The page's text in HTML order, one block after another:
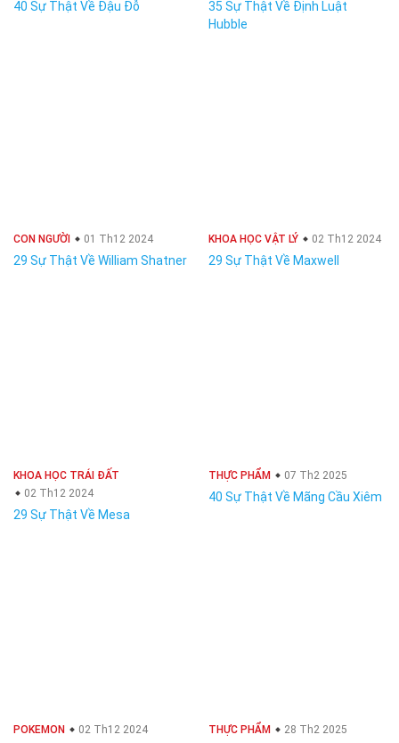
40 Sự Thật Về Đậu Đỗ
35 Sự Thật Về Định Luật
Hubble
CON NGƯỜI 01 Th12 2024
29 Sự Thật Về William Shatner
KHOA HỌC VẬT LÝ 02 Th12 2024
29 Sự Thật Về Maxwell
KHOA HỌC TRÁI ĐẤT
02 Th12 2024
29 Sự Thật Về Mesa
THỰC PHẨM 07 Th2 2025
40 Sự Thật Về Mãng Cầu Xiêm
POKEMON 02 Th12 2024 THỰC PHẨM 28 Th2 2025